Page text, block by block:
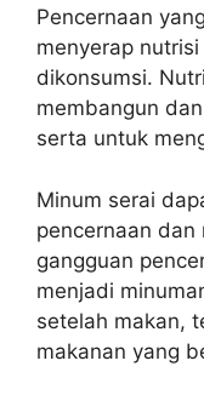
Pencernaan
menyerap
dikonsumsi.
membangun
serta untuk
Minum serai
pencernaan dan
gangguan
menjadi
setelah makan,
makanan yang